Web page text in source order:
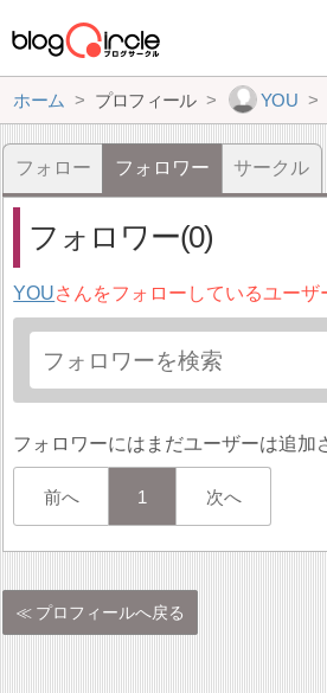
ホーム プロフィール YOU
フォロー フォロワー サークル
フォロワー(0)
YOUさんをフォローしているユーザ
フォロワーにはまだユーザーは追加
前へ 1 次へ
プロフィールへ戻る